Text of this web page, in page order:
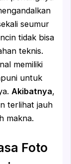
seumur
tidak bisa
teknis.
memiliki
untuk
Akibatnya,
terlihat jauh
makna.
Foto